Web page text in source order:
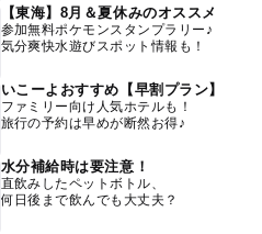
【東海】8月＆夏休みのオススメ
参加無料ポケモンスタンプラリー♪
気分爽快水遊びスポット情報も！
いこーよおすすめ【早割プラン】
ファミリー向け人気ホテルも！
旅行の予約は早めが断然お得♪
水分補給時は要注意！
直飲みしたペットボトル、
何日後まで飲んでも大丈夫？